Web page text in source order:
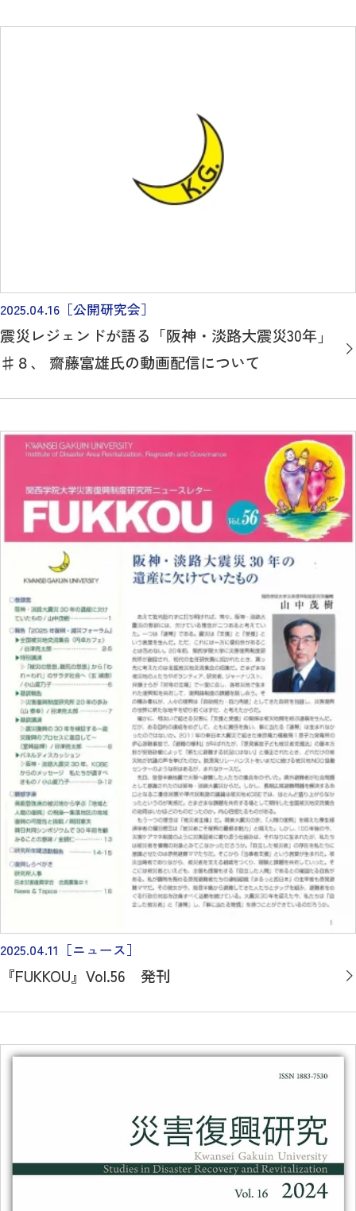
2025.04.16 ［公開研究会］
震災レジェンドが語る「阪神・淡路大震災30年」
♯８、 齋藤富雄氏の動画配信について
2025.04.11 ［ニュース］
『FUKKOU』Vol.56 発刊